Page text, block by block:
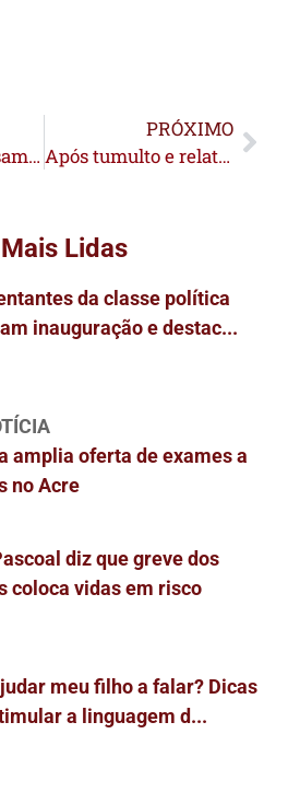
Manifestantes usam fogo e formam ‘corrente humana’ para bloquear BR-317; ICMBio classifica ato como criminoso
PRÓXIMO
Após tumulto e relatos de prisões na madrugada, BR-317 está totalmente desbloqueada neste domingo
Lidas
da classe política
inauguração e destac...
amplia oferta de exames a
no Acre
diz que greve dos
coloca vidas em risco
meu filho a falar? Dicas
a linguagem d...